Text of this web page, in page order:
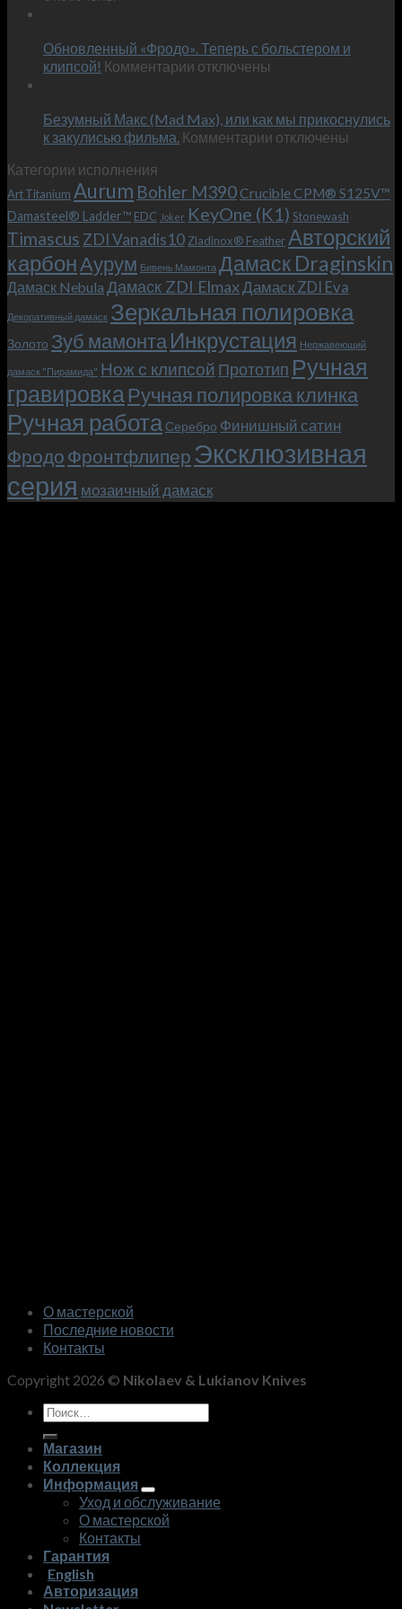
–
и
KeyOne
Обновленный «Фродо». Теперь с больстером и
клипсой! Комментарии к
«Фродо».
Теперь
и
клипсой!
отключены
Безумный Макс (Mad Max), или как мы прикоснулись
к закулисью фильма. Комментарии к
Макс
(Mad
Max),
или
как
мы
прикоснулись
к
фильма.
отключены
Категории исполнения
Art Titanium Aurum Bohler M390Crucible CPM® S125V™
Damasteel® Ladder™ EDC Joker KeyOne (K1) Stonewash
Timascus ZDI Vanadis10 Zladinox® FeatherАвторский
карбонАурум Бивень Мамонта Дамаск Draginskin
Дамаск Nebula Дамаск ZDI ElmaxДамаск ZDI Eva
Декоративный дамаск Зеркальная полировка
Золото Зуб мамонтаИнкрустация Нержавеющий
дамаск "Пирамида" Нож с клипсой Прототип Ручная
гравировкаРучная полировка клинка
Ручная работа Серебро Финишный сатин
Фродо Фронтфлипер Эксклюзивная
серия мозаичный дамаск
О мастерской
Последние новости
Контакты
Copyright 2026 © Nikolaev & Lukianov Knives
Искать:
Магазин
Коллекция
Информация
Уход и обслуживание
О мастерской
Контакты
Гарантия
English
Авторизация